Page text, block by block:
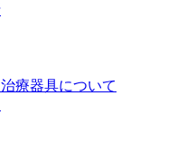
療器具について